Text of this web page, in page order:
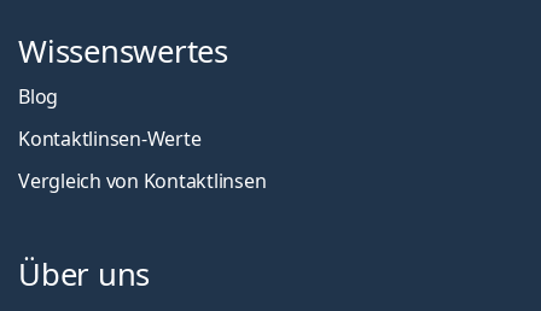
Wissenswertes
Blog
Kontaktlinsen-Werte
Vergleich von Kontaktlinsen
Über uns